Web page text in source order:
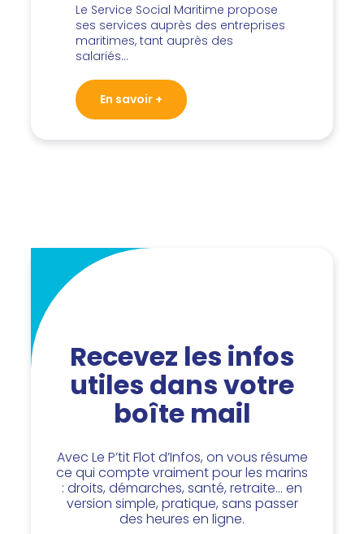
Le Service Social Maritime propose
ses services auprès des entreprises
maritimes, tant auprès des
salariés…
En savoir +
Recevez les infos
utiles dans votre
boîte mail
Avec Le P’tit Flot d’Infos, on vous résume
ce qui compte vraiment pour les marins
: droits, démarches, santé, retraite… en
version simple, pratique, sans passer
des heures en ligne.